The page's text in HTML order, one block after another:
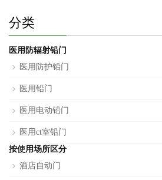
分类
医用防辐射铅门
医用防护铅门
医用铅门
医用电动铅门
医用ct室铅门
按使用场所区分
酒店自动门